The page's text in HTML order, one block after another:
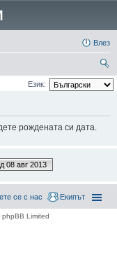
Влез
ър
не
Език:
рождената си дата.
08 авг 2013
Екипът
се с нас
Limited